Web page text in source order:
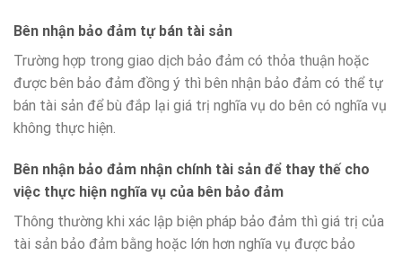
Bên nhận bảo đảm tự bán tài sản
Trường hợp trong giao dịch bảo đảm có thỏa thuận hoặc
được bên bảo đảm đồng ý thì bên nhận bảo đảm có thể tự
bán tài sản để bù đắp lại giá trị nghĩa vụ do bên có nghĩa vụ
không thực hiện.
Bên nhận bảo đảm nhận chính tài sản để thay thế cho
việc thực hiện nghĩa vụ của bên bảo đảm
Thông thường khi xác lập biện pháp bảo đảm thì giá trị của
tài sản bảo đảm bằng hoặc lớn hơn nghĩa vụ được bảo